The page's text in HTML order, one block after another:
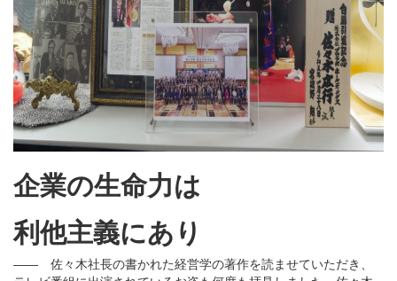
企業の生命力は
利他主義にあり
―― 佐々木社長の書かれた経営学の著作を読ませていただき、